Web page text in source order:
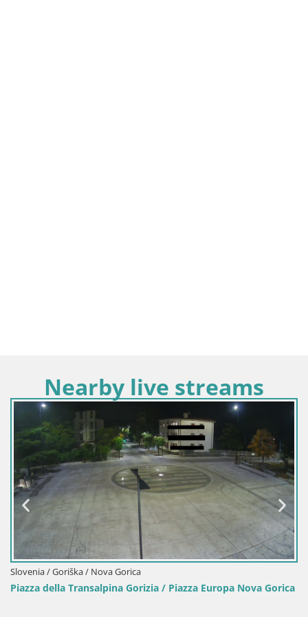
Nearby live streams
Slovenia / Goriška / Nova Gorica
Piazza della Transalpina Gorizia / Piazza Europa Nova Gorica